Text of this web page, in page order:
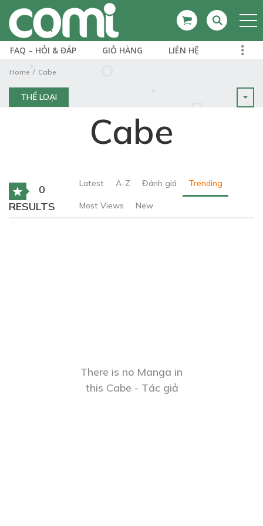
FAQ – HỎI & ĐÁP GIỎ HÀNG LIÊN HỆ
Home Cabe
THỂ LOẠI
Cabe
0
RESULTS
Latest A-Z Đánh giá Trending
Most Views New
There is no Manga in
this Cabe - Tác giả